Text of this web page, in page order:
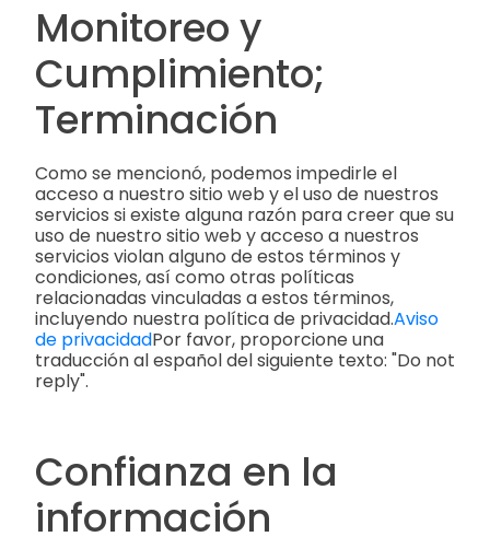
Monitoreo y
Cumplimiento;
Terminación
Como se mencionó, podemos impedirle el
acceso a nuestro sitio web y el uso de nuestros
servicios si existe alguna razón para creer que su
uso de nuestro sitio web y acceso a nuestros
servicios violan alguno de estos términos y
condiciones, así como otras políticas
relacionadas vinculadas a estos términos,
incluyendo nuestra política de privacidad.Aviso
de privacidadPor favor, proporcione una
traducción al español del siguiente texto: "Do not
reply".
Confianza en la
información